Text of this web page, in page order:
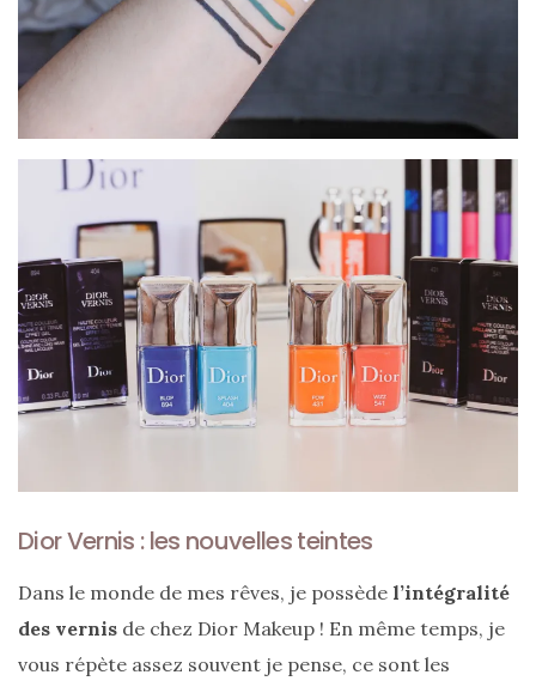
Dior Vernis : les nouvelles teintes
Dans le monde de mes rêves, je possède l’intégralité
des vernis de chez Dior Makeup ! En même temps, je
vous répète assez souvent je pense, ce sont les